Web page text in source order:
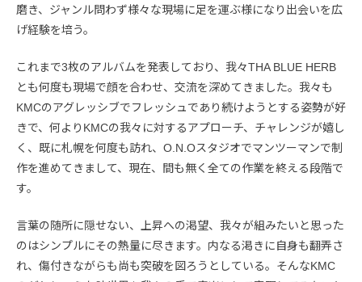
磨き、ジャンル問わず様々な現場に足を運ぶ様になり出会いを広
げ経験を培う。
これまで3枚のアルバムを発表しており、我々THA BLUE HERB
とも何度も現場で顔を合わせ、交流を深めてきました。我々も
KMCのアグレッシブでフレッシュであり続けようとする姿勢が好
きで、何よりKMCの我々に対するアプローチ、チャレンジが嬉し
く、既に札幌を何度も訪れ、O.N.Oスタジオでマンツーマンで制
作を進めてきまして、現在、間も無く全ての作業を終える段階で
す。
言葉の随所に隠せない、上昇への渇望、我々が組みたいと思った
のはシンプルにその熱量に尽きます。内なる渇きに自身も翻弄さ
れ、傷付きながらも尚も突破を図ろうとしている。そんなKMC